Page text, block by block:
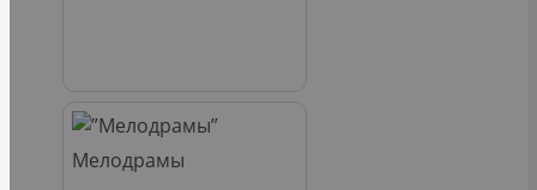
Мелодрамы